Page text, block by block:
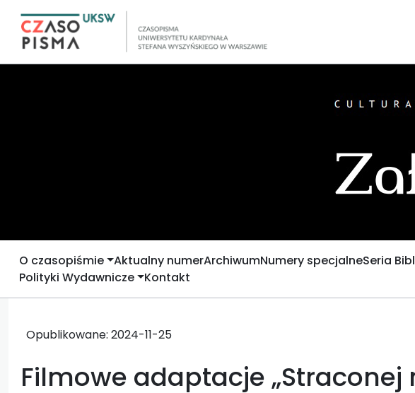
O czasopiśmie Aktualny numerArchiwumNumery specjalneSeria
Polityki Wydawnicze Kontakt
Opublikowane: 2024-11-25
Filmowe adaptacje „Straconej